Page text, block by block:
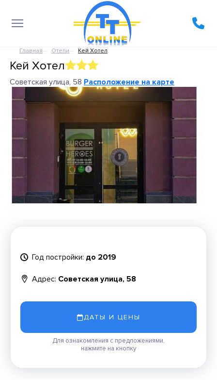
Главная Отели Кей Хотел
Кей Хотел
Советская улица, 58 Расположение на карте
Год постройки: до 2019
Адрес: Советская улица, 58
ДАТЫ И ЦЕНЫ
Для ознакомления с предложениями,
нажмите на кнопку